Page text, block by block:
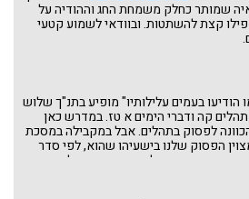
שמותר כחלק משמחת החג וההודיה על
קצת להשתטות. ובוודאי לשמוע קטעי
הודיעו בעמים עלילותיו" מופיע בתנ"ך שלוש
קה ודברי הימים א טז. במדרש כאן
לפסוק בתהלים. אבל במקבילה במסכת
הפסוק שלנו בישעיהו שהוא, לפי סדר
הראשון ואולי גם קשור יותר לברכת